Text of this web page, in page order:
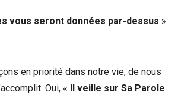
vous seront données par-dessus ».
en priorité dans notre vie, de nous
Oui, « Il veille sur Sa Parole